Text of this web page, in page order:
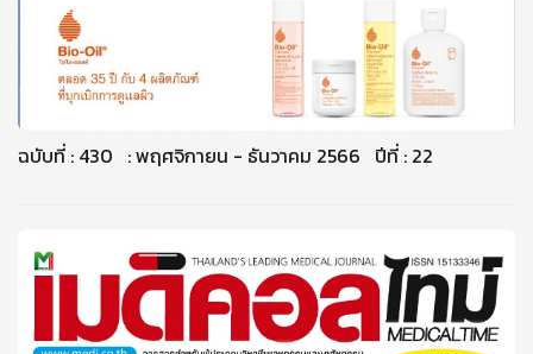
ฉบับที่ : 430 : พฤศจิกายน - ธันวาคม 2566 ปีที่ : 22